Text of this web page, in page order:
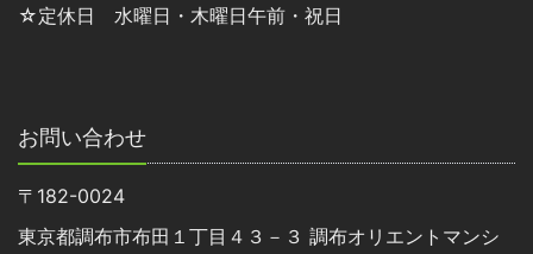
☆定休日 水曜日・木曜日午前・祝日
お問い合わせ
〒182-0024
東京都調布市布田１丁目４３－３ 調布オリエントマンシ